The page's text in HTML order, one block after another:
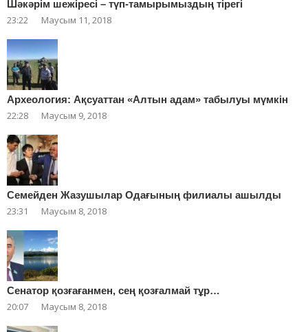
Шәкәрім шежіресі – түп-тамырымыздың тірегі
23:22 Маусым 11, 2018
Археология: Ақсуаттан «Алтын адам» табылуы мүмкін
22:28 Маусым 9, 2018
Cемейден Жазушылар Одағының филиалы ашылды
23:31 Маусым 8, 2018
Сенатор қозғағанмен, сең қозғалмай тұр…
20:07 Маусым 8, 2018